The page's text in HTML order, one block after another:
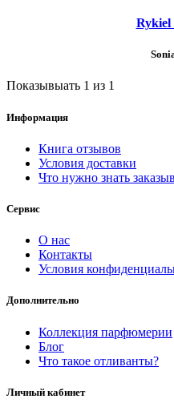
Rykiel
Показывыать 1 из 1
Информация
Книга отзывов
Условия доставки
Что нужно знать
Сервис
О нас
Контакты
Условия
Дополнительно
Коллекция парфюмерии
Блог
Что такое отливанты?
Личный кабинет